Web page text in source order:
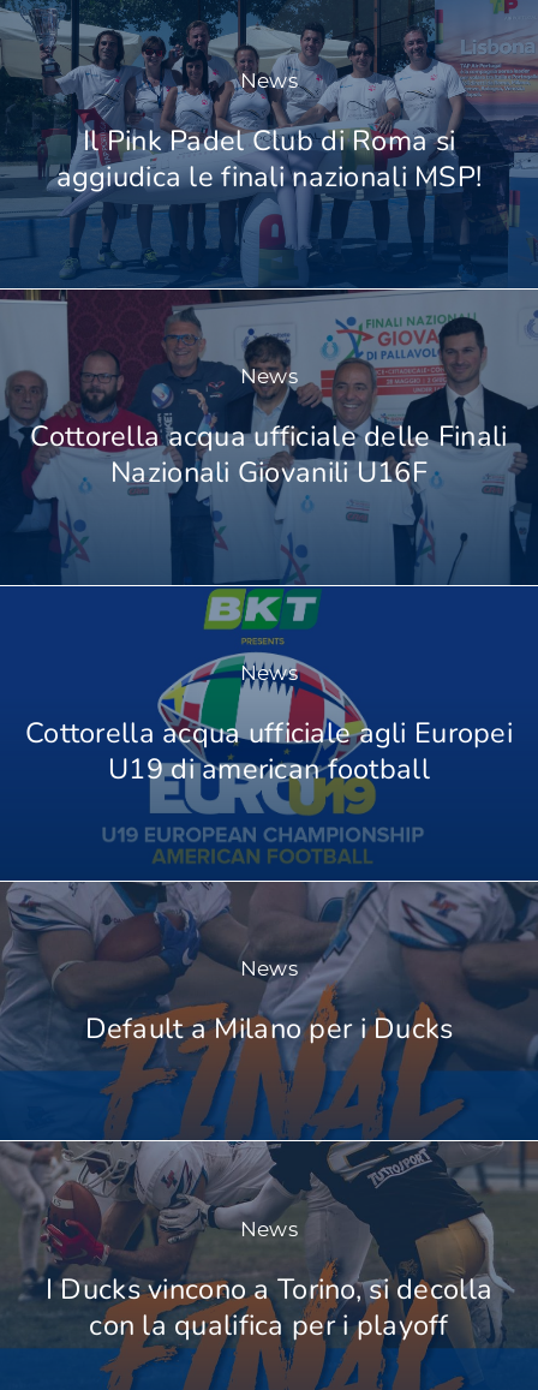
News
Il Pink Padel Club di Roma si
aggiudica le finali nazionali MSP!
News
Cottorella acqua ufficiale delle Finali
Nazionali Giovanili U16F
News
Cottorella acqua ufficiale agli Europei
U19 di american football
News
Default a Milano per i Ducks
News
I Ducks vincono a Torino, si decolla
con la qualifica per i playoff